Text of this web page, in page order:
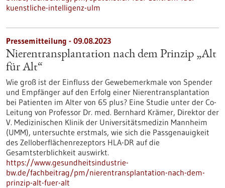
kuenstliche-intelligenz-ulm
Pressemitteilung - 09.08.2023
Nierentransplantation nach dem Prinzip „Alt
für Alt“
Wie groß ist der Einfluss der Gewebemerkmale von Spender
und Empfänger auf den Erfolg einer Nierentransplantation
bei Patienten im Alter von 65 plus? Eine Studie unter der Co-
Leitung von Professor Dr. med. Bernhard Krämer, Direktor der
V. Medizinischen Klinik der Universitätsmedizin Mannheim
(UMM), untersuchte erstmals, wie sich die Passgenauigkeit
des Zelloberflächenrezeptors HLA-DR auf die
Gesamtsterblichkeit auswirkt.
https://www.gesundheitsindustrie-
bw.de/fachbeitrag/pm/nierentransplantation-nach-dem-
prinzip-alt-fuer-alt